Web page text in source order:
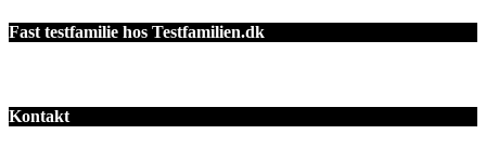
Fast testfamilie hos Testfamilien.dk
Kontakt